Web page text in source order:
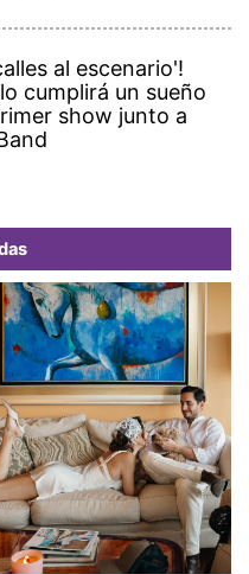
al escenario'!
cumplirá un sueño
show junto a